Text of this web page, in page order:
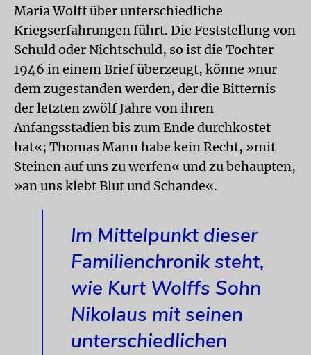
Maria Wolff über unterschiedliche
Kriegserfahrungen führt. Die Feststellung von
Schuld oder Nichtschuld, so ist die Tochter
1946 in einem Brief überzeugt, könne »nur
dem zugestanden werden, der die Bitternis
der letzten zwölf Jahre von ihren
Anfangsstadien bis zum Ende durchkostet
hat«; Thomas Mann habe kein Recht, »mit
Steinen auf uns zu werfen« und zu behaupten,
»an uns klebt Blut und Schande«.
Im Mittelpunkt dieser
Familienchronik steht,
wie Kurt Wolffs Sohn
Nikolaus mit seinen
unterschiedlichen